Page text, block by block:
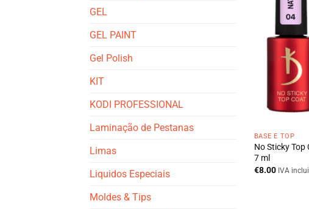
GEL
GEL PAINT
Gel Polish
KIT
KODI PROFESSIONAL
Laminação de Pestanas
Limas
Liquidos Especiais
Moldes & Tips
BASE E TOP
No Sticky Top
7 ml
€8.00 IVA